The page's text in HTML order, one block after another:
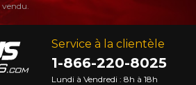
Service à la clientèle
1-866-220-8025
Lundi à Vendredi : 8h à 18h
vendu.